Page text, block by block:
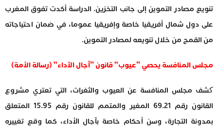
تنويع مصادر التموين إلى جانب التخزين. الدراسة أكدت تفوق المغرب
على دول شمال أفريقيا خاصة وإفريقيا عموما، في ضمان احتياجاته
من القمح من خلال تنويعه لمصادر التموين.
مجلس المنافسة يحصي “عيوب” قانون “آجال الآداء” (رسالة الأمة)
کشف مجلس المنافسة عن العيوب والثغرات، التي تعتري مشروع
القانون رقم 69.21 المغير والمتمم للقانون رقم 15.95 المتعلق
بمدونة التجارة، وسن أحكام خاصة بآجال الأداء، كما وقع تغييره